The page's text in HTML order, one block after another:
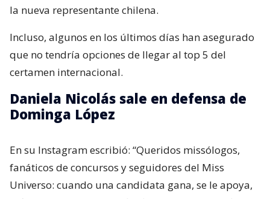
la nueva representante chilena.
Incluso, algunos en los últimos días han asegurado
que no tendría opciones de llegar al top 5 del
certamen internacional.
Daniela Nicolás sale en defensa de
Dominga López
En su Instagram escribió: “Queridos missólogos,
fanáticos de concursos y seguidores del Miss
Universo: cuando una candidata gana, se le apoya,